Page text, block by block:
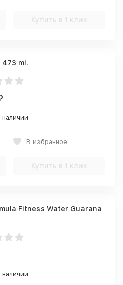
Купить в 1 клик
473 ml.
наличии
В избранное
Купить в 1 клик
Fitness Water Guarana
наличии